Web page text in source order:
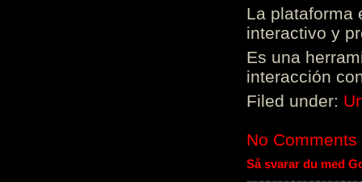
La plataforma
interactivo y
Es una
interacción
Filed under:
No Comments
Så svarar du med